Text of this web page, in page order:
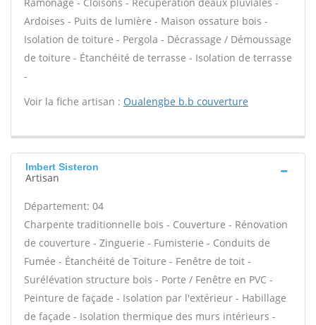
Ardoises - Puits de lumière - Maison ossature bois -
Isolation de toiture - Pergola - Décrassage / Démoussage
de toiture - Étanchéité de terrasse - Isolation de terrasse
-
Voir la fiche artisan : Oualengbe b.b couverture
Imbert Sisteron
Artisan
Département: 04
Charpente traditionnelle bois - Couverture - Rénovation
de couverture - Zinguerie - Fumisterie - Conduits de
Fumée - Étanchéité de Toiture - Fenêtre de toit -
Surélévation structure bois - Porte / Fenêtre en PVC -
Peinture de façade - Isolation par l'extérieur - Habillage
de façade - Isolation thermique des murs intérieurs -